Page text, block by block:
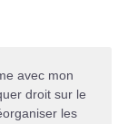
avec mon
droit sur le
les